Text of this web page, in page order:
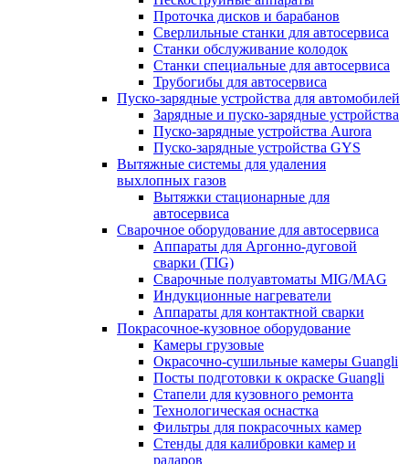
Проточка дисков и барабанов
Сверлильные станки для автосервиса
Станки обслуживание колодок
Станки специальные для автосервиса
Трубогибы для автосервиса
Пуско-зарядные устройства для автомобилей
Зарядные и пуско-зарядные устройства
Пуско-зарядные устройства Aurora
Пуско-зарядные устройства GYS
Вытяжные системы для удаления
выхлопных газов
Вытяжки стационарные для
автосервиса
Сварочное оборудование для автосервиса
Аппараты для Аргонно-дуговой
сварки (TIG)
Сварочные полуавтоматы MIG/MAG
Индукционные нагреватели
Аппараты для контактной сварки
Покрасочное-кузовное оборудование
Камеры грузовые
Окрасочно-сушильные камеры Guangli
Посты подготовки к окраске Guangli
Стапели для кузовного ремонта
Технологическая оснастка
Фильтры для покрасочных камер
Стенды для калибровки камер и
радаров